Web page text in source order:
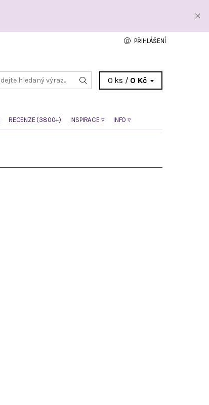
PŘIHLÁŠENÍ
0 ks / 0 Kč
RECENZE (3800+) INSPIRACE ▿ INFO ▿